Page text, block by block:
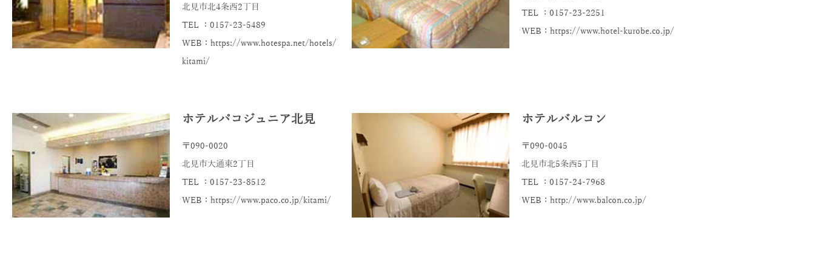
北見市北4条西2丁目
TEL ：0157-23-5489
WEB：https://www.hotespa.net/hotels/
kitami/
TEL ：0157-23-2251
WEB：https://www.hotel-kurobe.co.jp/
ホテルパコジュニア北見
〒090-0020
北見市大通東2丁目
TEL ：0157-23-8512
WEB：https://www.paco.co.jp/kitami/
ホテルバルコン
〒090-0045
北見市北5条西5丁目
TEL ：0157-24-7968
WEB：http://www.balcon.co.jp/